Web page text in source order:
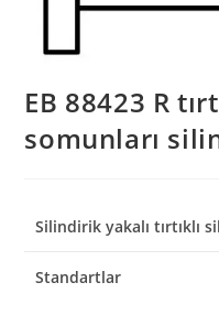
EB 88423 R
somunları
Silindirik yakalı tırtıklı
Standartlar